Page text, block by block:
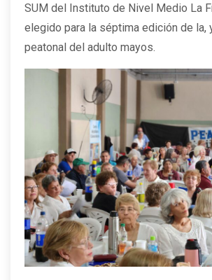
SUM del Instituto de Nivel Medio La
elegido para la séptima edición de la,
peatonal del adulto mayos.